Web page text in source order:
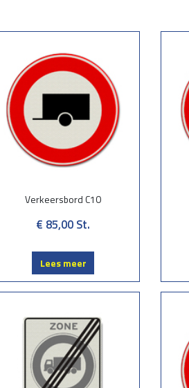
Verkeersbord C10
€ 85,00 St.
Lees meer